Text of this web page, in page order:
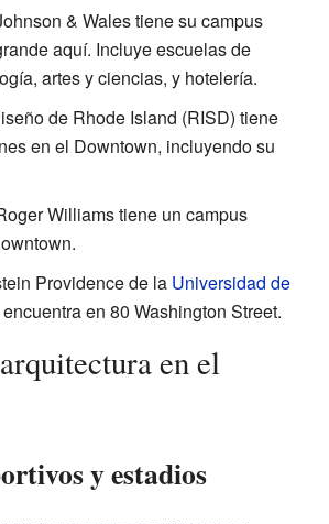
& Wales tiene su campus
aquí. Incluye escuelas de
artes y ciencias, y hotelería.
de Rhode Island (RISD) tiene
en el Downtown, incluyendo su
Williams tiene un campus
Providence de la Universidad de
en 80 Washington Street.
en el
y estadios